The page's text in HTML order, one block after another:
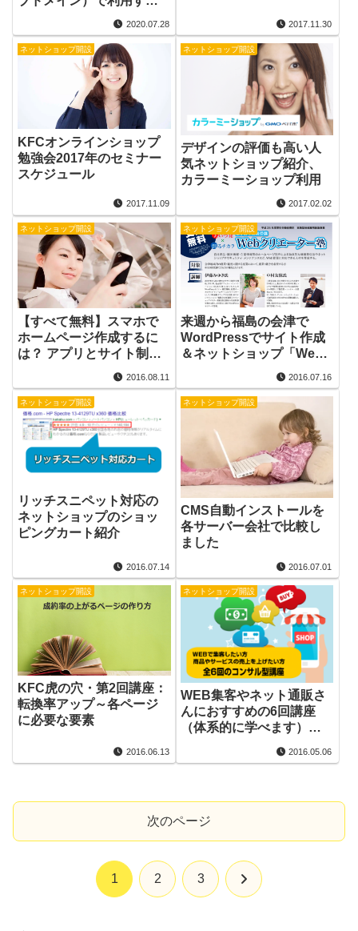
2020.07.28 2017.11.30
ネットショップ開設
KFCオンラインショップ
勉強会2017年のセミナー
スケジュール
2017.11.09
ネットショップ開設
デザインの評価も高い人
気ネットショップ紹介、
カラーミーショップ利用
2017.02.02
ネットショップ開設
【すべて無料】スマホで
ホームページ作成するに
は？ アプリとサイト制作
（Jimdo,Weebly,crayon,
smart4me,Wix）
2016.08.11
ネットショップ開設
来週から福島の会津で
WordPressでサイト作成
＆ネットショップ「Web
クリエーター塾」で講師
をします
2016.07.16
ネットショップ開設
リッチスニペット対応の
ネットショップのショッ
ピングカート紹介
2016.07.14
ネットショップ開設
CMS自動インストールを
各サーバー会社で比較し
ました
2016.07.01
ネットショップ開設
KFC虎の穴・第2回講座：
転換率アップ～各ページ
に必要な要素
2016.06.13
ネットショップ開設
WEB集客やネット通販さ
んにおすすめの6回講座
（体系的に学べます）受
2016.05.06
次のページ
1 2 3 次